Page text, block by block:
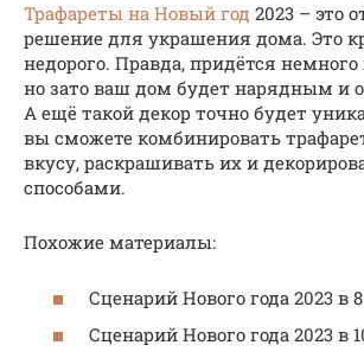
Трафареты на Новый год 2023 – это
решение для украшения дома. Это
недорого. Правда, придётся
но зато ваш дом будет нарядным и
А ещё такой декор точно будет
вы сможете комбинировать
вкусу, раскрашивать их и
способами.
Похожие материалы:
Сценарий Нового года 2023 в
Сценарий Нового года 2023 в